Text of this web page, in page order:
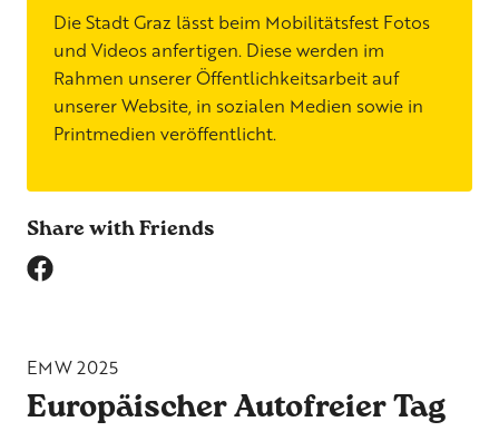
Die Stadt Graz lässt beim Mobilitätsfest Fotos
und Videos anfertigen. Diese werden im
Rahmen unserer Öffentlichkeitsarbeit auf
unserer Website, in sozialen Medien sowie in
Printmedien veröffentlicht.
Share with Friends
EMW 2025
Europäischer Autofreier Tag